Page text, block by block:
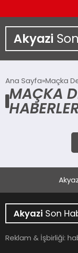
Akyazi
SIYASET
YAŞAM
Ana Sayfa Maçka
MAÇKA
Akyazi Son
Reklam & İşbirliği: